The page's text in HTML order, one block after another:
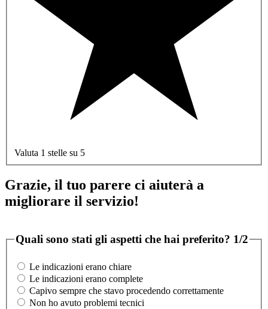
Valuta 1 stelle su 5
Grazie, il tuo parere ci aiuterà a
migliorare il servizio!
Quali sono stati gli aspetti che hai preferito? 1/2
Le indicazioni erano chiare
Le indicazioni erano complete
Capivo sempre che stavo procedendo correttamente
Non ho avuto problemi tecnici